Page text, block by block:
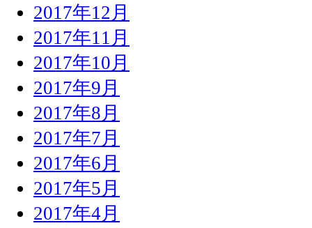
2017年12月
2017年11月
2017年10月
2017年9月
2017年8月
2017年7月
2017年6月
2017年5月
2017年4月